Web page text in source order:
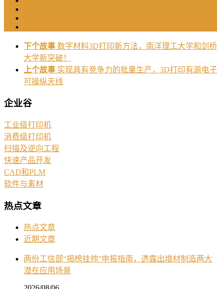
下个故事 数字材料3D打印新方法，南洋理工大学和剑桥
大学新突破！
上个故事 实现具有竞争力的批量生产，3D打印有源电子
可操纵天线
企业谷
工业级打印机
消费级打印机
扫描及逆向工程
快速产品开发
CAD和PLM
软件与素材
热点文章
热点文章
近期文章
两份工信部“揭榜挂帅”申报指南，透露出增材制造两大
潜在应用场景